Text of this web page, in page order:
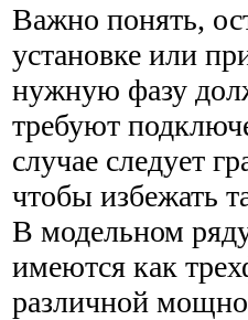
Важно понять,
установке или
нужную фазу
требуют
случае следует
чтобы избежать
В модельном
имеются как
различной